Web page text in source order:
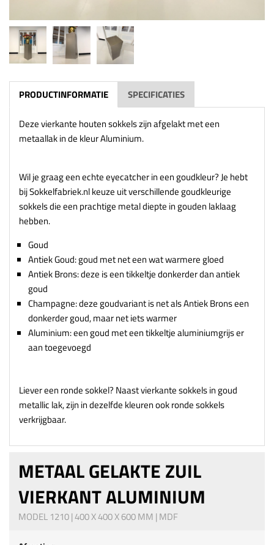
PRODUCTINFORMATIE SPECIFICATIES
Deze vierkante houten sokkels zijn afgelakt met een
metaallak in de kleur Aluminium.
Wil je graag een echte eyecatcher in een goudkleur? Je hebt
bij Sokkelfabriek.nl keuze uit verschillende goudkleurige
sokkels die een prachtige metal diepte in gouden laklaag
hebben.
Goud
Antiek Goud: goud met net een wat warmere gloed
Antiek Brons: deze is een tikkeltje donkerder dan antiek
goud
Champagne: deze goudvariant is net als Antiek Brons een
donkerder goud, maar net iets warmer
Aluminium: een goud met een tikkeltje aluminiumgrijs er
aan toegevoegd
Liever een ronde sokkel? Naast vierkante sokkels in goud
metallic lak, zijn in dezelfde kleuren ook ronde sokkels
verkrijgbaar.
METAAL GELAKTE ZUIL
VIERKANT ALUMINIUM
MODEL 1210 | 400 X 400 X 600 MM | MDF